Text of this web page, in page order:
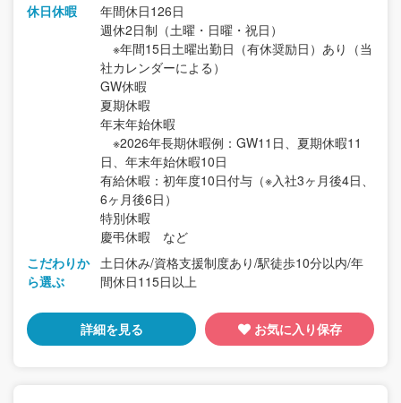
休日休暇
年間休日126日
週休2日制（土曜・日曜・祝日）
※年間15日土曜出勤日（有休奨励日）あり（当
社カレンダーによる）
GW休暇
夏期休暇
年末年始休暇
※2026年長期休暇例：GW11日、夏期休暇11
日、年末年始休暇10日
有給休暇：初年度10日付与（※入社3ヶ月後4日、
6ヶ月後6日）
特別休暇
慶弔休暇 など
こだわりか
ら選ぶ
土日休み/資格支援制度あり/駅徒歩10分以内/年
間休日115日以上
詳細を見る お気に入り保存